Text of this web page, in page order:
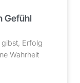
Gefühl
Erfolg
Wahrheit